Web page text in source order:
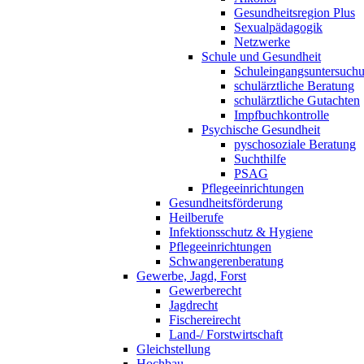
Gesundheitsregion Plus
Sexualpädagogik
Netzwerke
Schule und Gesundheit
schulärztliche Beratung
schulärztliche Gutachten
Impfbuchkontrolle
Psychische Gesundheit
pyschosoziale Beratung
Suchthilfe
PSAG
Pflegeeinrichtungen
Gesundheitsförderung
Heilberufe
Infektionsschutz & Hygiene
Pflegeeinrichtungen
Schwangerenberatung
Gewerbe, Jagd, Forst
Gewerberecht
Jagdrecht
Fischereirecht
Land-/ Forstwirtschaft
Gleichstellung